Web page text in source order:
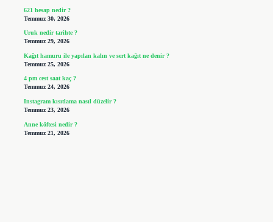
621 hesap nedir ?
Temmuz 30, 2026
Uruk nedir tarihte ?
Temmuz 29, 2026
Kağıt hamuru ile yapılan kalın ve sert kağıt ne denir ?
Temmuz 25, 2026
4 pm cest saat kaç ?
Temmuz 24, 2026
Instagram kısıtlama nasıl düzelir ?
Temmuz 23, 2026
Anne köftesi nedir ?
Temmuz 21, 2026